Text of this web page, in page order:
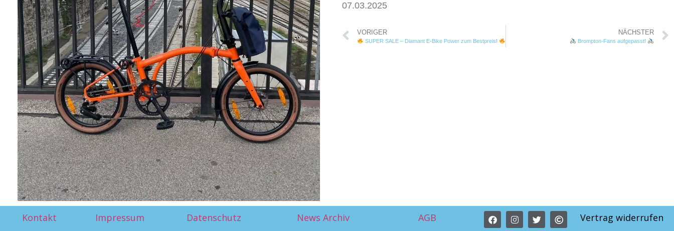
07.03.2025
VORIGER
SUPER SALE – Diamant E-Bike Power zum Bestpreis!
NÄCHSTER
Brompton-Fans aufgepasst!
Kontakt Impressum Datenschutz News Archiv AGB Vertrag widerrufen